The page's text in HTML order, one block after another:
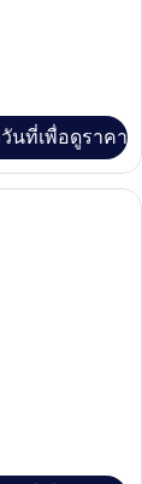
นที่เพื่อดูราคา
นห้องพัก, โต๊ะทำง